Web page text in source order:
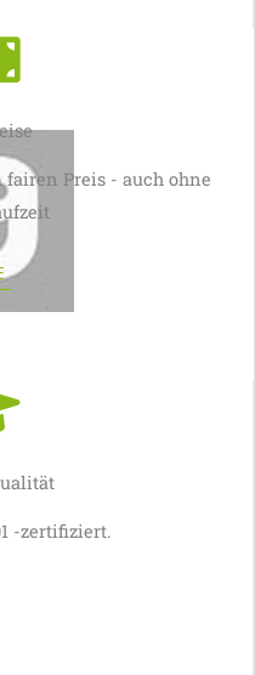
-zertifiziert.
Preis - auch ohne